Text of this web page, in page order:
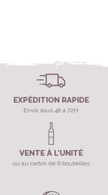
EXPÉDITION RAPIDE
Envoi sous 48 à 72H
VENTE À L'UNITÉ
ou au carton de 6 bouteilles